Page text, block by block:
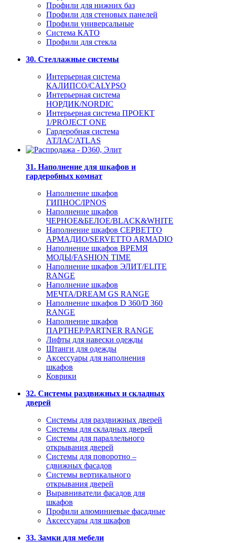
Профили для нижних баз
Профили для стеновых панелей
Профили универсальные
Система КАТО
Профили для стекла
30. Стеллажные системы
Интерьерная система
КАЛИПСО/CALYPSO
Интерьерная система
НОРДИК/NORDIC
Интерьерная система ПРОЕКТ
1/PROJECT ONE
Гардеробная система
АТЛАС/ATLAS
31. Наполнение для шкафов и
гардеробных комнат
Наполнение шкафов
ГИПНОС/IPNOS
Наполнение шкафов
ЧЕРНОЕ&БЕЛОЕ/BLACK&WHITE
Наполнение шкафов СЕРВЕТТО
АРМАДИО/SERVETTO ARMADIO
Наполнение шкафов ВРЕМЯ
МОДЫ/FASHION TIME
Наполнение шкафов ЭЛИТ/ELITE
RANGE
Наполнение шкафов
МЕЧТА/DREAM GS RANGE
Наполнение шкафов D 360/D 360
RANGE
Наполнение шкафов
ПАРТНЕР/PARTNER RANGE
Лифты для навески одежды
Штанги для одежды
Аксессуары для наполнения
шкафов
Коврики
32. Системы раздвижных и складных
дверей
Системы для раздвижных дверей
Системы для складных дверей
Системы для параллельного
открывания дверей
Системы для поворотно –
сдвижных фасадов
Системы вертикального
открывания дверей
Выравниватели фасадов для
шкафов
Профили алюминиевые фасадные
Аксессуары для шкафов
33. Замки для мебели